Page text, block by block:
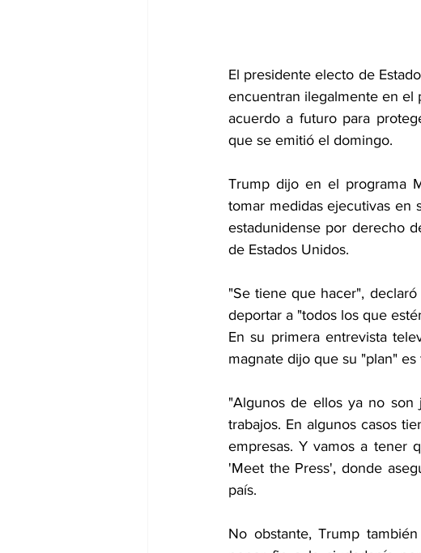
El presidente electo de
encuentran ilegalmente en el
acuerdo a futuro para
que se emitió el domingo.
Trump dijo en el programa
tomar medidas ejecutivas en
estadunidense por derecho
de Estados Unidos.
"Se tiene que hacer",
deportar a "todos los que
En su primera entrevista
magnate dijo que su "plan"
"Algunos de ellos ya no son
trabajos. En algunos casos
empresas. Y vamos a tener
'Meet the Press', donde
país.
No obstante, Trump